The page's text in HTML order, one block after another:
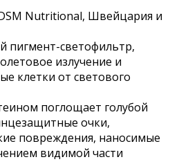
Nutritional, Швейцария и
пигмент-светофильтр,
излучение и
клетки от светового
поглощает голубой
очки,
повреждения, наносимые
видимой части